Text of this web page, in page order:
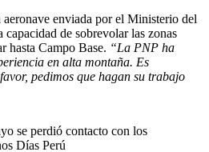
enviada por el Ministerio del
de sobrevolar las zonas
hasta Campo Base. “La PNP ha
en alta montaña. Es
pedimos que hagan su trabajo